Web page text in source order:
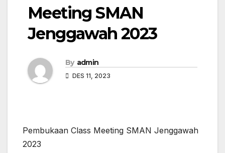
Meeting SMAN
Jenggawah 2023
By admin
DES 11, 2023
Pembukaan Class Meeting SMAN Jenggawah
2023